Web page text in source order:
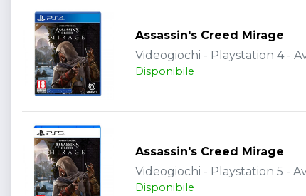
Assassin's Creed Mirage
Videogiochi - Playstation 4 -
Disponibile
Assassin's Creed Mirage
Videogiochi - Playstation 5 -
Disponibile